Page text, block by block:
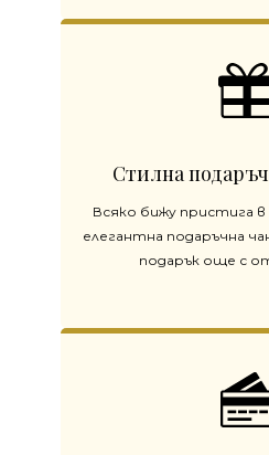
Стилна
Всяко бижу пристига
елегантна подаръчна
подарък още с